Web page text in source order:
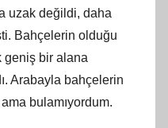
uzak değildi, daha
Bahçelerin olduğu
geniş bir alana
Arabayla bahçelerin
bulamıyordum.